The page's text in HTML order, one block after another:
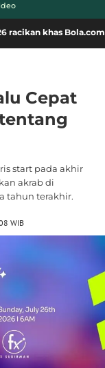
Klik di sini!
Cepat
start pada akhir
akrab di
tahun terakhir.
WIB